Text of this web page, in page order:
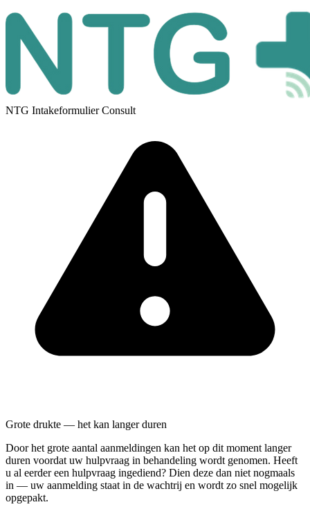
NTG Intakeformulier Consult
Grote drukte — het kan langer duren
Door het grote aantal aanmeldingen kan het op dit moment langer
duren voordat uw hulpvraag in behandeling wordt genomen. Heeft
u al eerder een hulpvraag ingediend? Dien deze dan niet nogmaals
in — uw aanmelding staat in de wachtrij en wordt zo snel mogelijk
opgepakt.